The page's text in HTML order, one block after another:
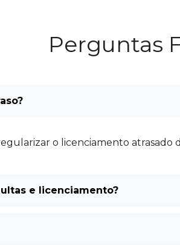
Perguntas
o licenciamento
e licenciamento?